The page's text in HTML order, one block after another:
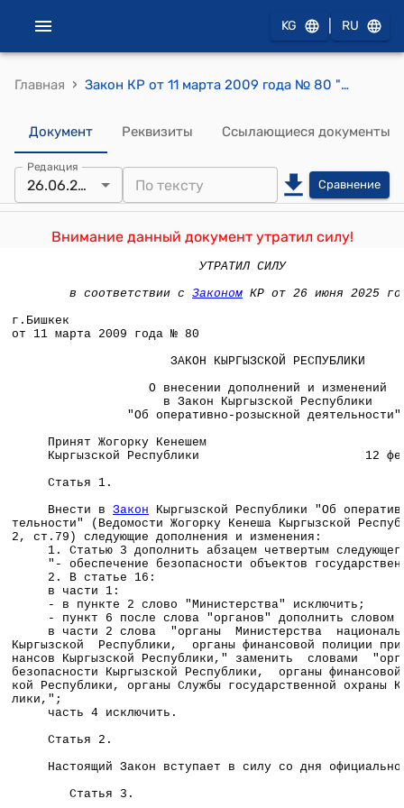
KG RU
Главная › Закон КР от 11 марта 2009 года № 80 "О внесении дополнений и изменений в Закон Кыргызской Республики "Об оперативно-розыскной деятельности"
Документ Реквизиты Ссылающиеся документы
Редакция
26.06.2025 Сравнение
Внимание данный документ утратил силу!